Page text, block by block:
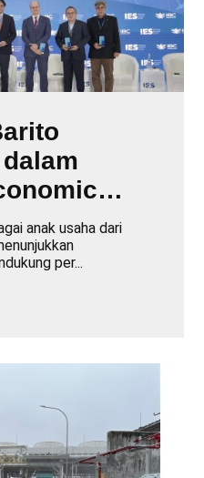
anak usaha dari
per...